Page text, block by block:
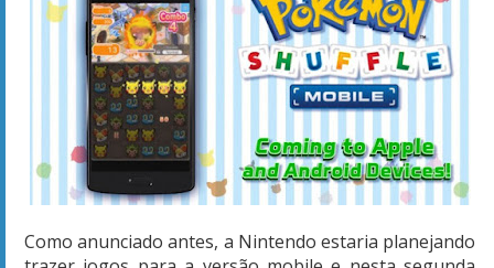
Como anunciado antes, a Nintendo estaria planejando